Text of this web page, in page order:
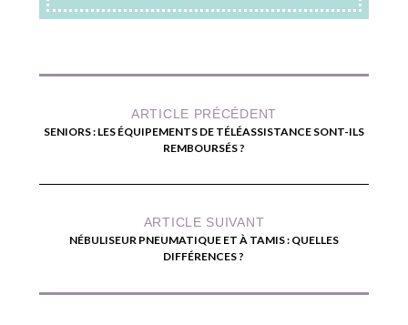
ARTICLE PRÉCÉDENT
SENIORS : LES ÉQUIPEMENTS DE TÉLÉASSISTANCE SONT-ILS
REMBOURSÉS ?
ARTICLE SUIVANT
NÉBULISEUR PNEUMATIQUE ET À TAMIS : QUELLES
DIFFÉRENCES ?